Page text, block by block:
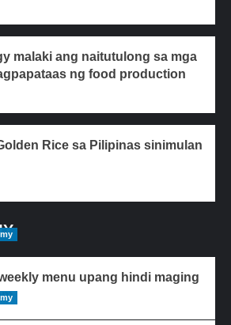
malaki ang naitutulong sa mga
ng food production
Rice sa Pilipinas sinimulan
menu upang hindi maging